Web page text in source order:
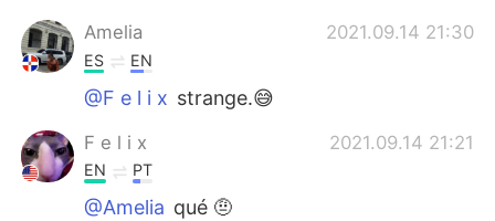
Amelia 2021.09.14 21:30
ES EN
@F e l i x strange.😅
F e l i x 2021.09.14 21:21
EN PT
@Amelia qué 🤨